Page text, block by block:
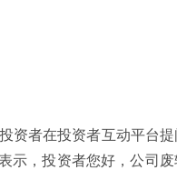
资者在投资者互动平台
示，投资者您好，公司